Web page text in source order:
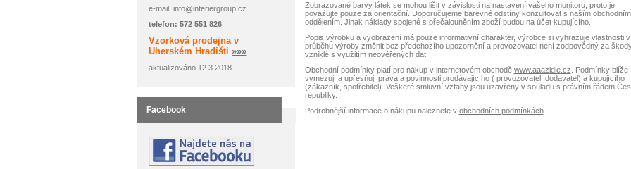
e-mail: info@interiergroup.cz
telefon: 572 551 826
Vzorková prodejna v
Uherském Hradišti »»»
aktualizováno 12.3.2018
Facebook
Zobrazované barvy látek se mohou lišit v závislosti na nastavení vašeho monitoru, proto je
považujte pouze za orientační. Doporučujeme barevné odstíny konzultovat s naším obchodním
oddělením. Jinak náklady spojené s přečalouněním zboží budou na účet kupujícího.
Popis výrobku a vyobrazení má pouze informativní charakter, výrobce si vyhrazuje vlastnosti v
průběhu výroby změnit bez předchozího upozornění a provozovatel není zodpovědný za
vzniklé s využitím neověřených dat.
Obchodní podmínky platí pro nákup v internetovém obchodě www.aaazidle.cz . Podmínky blíže
vymezují a upřesňují práva a povinnosti prodávajícího ( provozovatel, dodavatel) a kupujícího
(zákazník, spotřebitel). Veškeré smluvní vztahy jsou uzavřeny v souladu s právním řádem
republiky.
Podrobnější informace o nákupu naleznete v obchodních podmínkách.